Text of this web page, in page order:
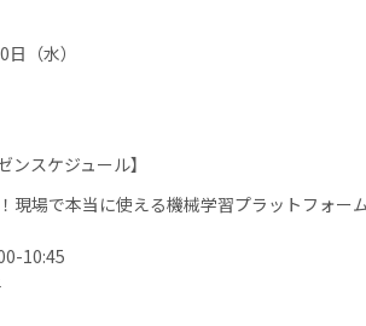
（水）
ンスケジュール】
現場で本当に使える機械学習プラットフォー
10:45